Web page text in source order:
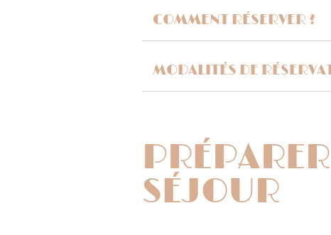
COMMENT RÉSERVER ?
MODALITÉS DE
SÉJOUR